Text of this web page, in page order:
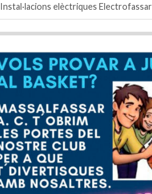
Instal·lacions elèctriques Electrofassar